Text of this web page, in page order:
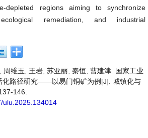
depleted regions aiming to synchronize
remediation, and industrial
周维玉, 王岩, 苏亚丽, 秦恒, 曹建津. 国家工业
化路径研究——以易门铜矿为例[J]. 城镇化与
146.
ulu.2025.134014